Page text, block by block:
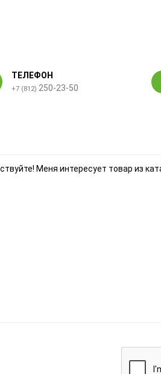
ТЕЛЕФОН
+7 (812) 250-23-50